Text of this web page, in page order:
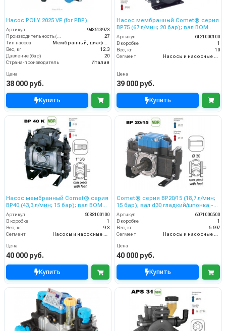
Насос POLY 2025 VF (for PBP)
Артикул
948613973
27
Тип насоса
Вес, кг
12.3
Давление (бар)
20
Страна-производитель
Италия
Цена
38 000 руб.
Купить
Насос мембранный Comet® серия
ВP75 (67 л/мин; 20 бар); вал ВОМ
13/8
Артикул
6121000100
В коробке
1
Вес, кг
10
Сегмент
Цена
39 000 руб.
Купить
Насос мембранный Comet® серия
ВP40 (43,3 л/мин; 15 бар); вал ВОМ
13/8
Артикул
6088100100
В коробке
1
Вес, кг
9.8
Сегмент
Насосы и насосные станции
Цена
40 000 руб.
Купить
Comet® серия ВP20/15 (18,7 л/мин;
15 бар); вал d30 гладкий/шпонка -
ВОМ 13/8
Артикул
6071000500
В коробке
1
Вес, кг
6.697
Сегмент
Насосы и насосные станции
Цена
40 000 руб.
Купить